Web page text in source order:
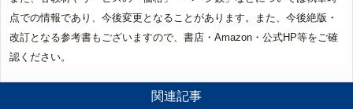
点での情報であり、今後変更となることがあります。また、今後絶版・
改訂となる参考書もございますので、書店・Amazon・公式HP等をご確
認ください。
関連記事